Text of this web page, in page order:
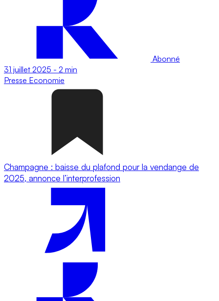
Abonné
31 juillet 2025 - 2 min
Presse Economie
Champagne : baisse du plafond pour la vendange de
2025, annonce l’interprofession